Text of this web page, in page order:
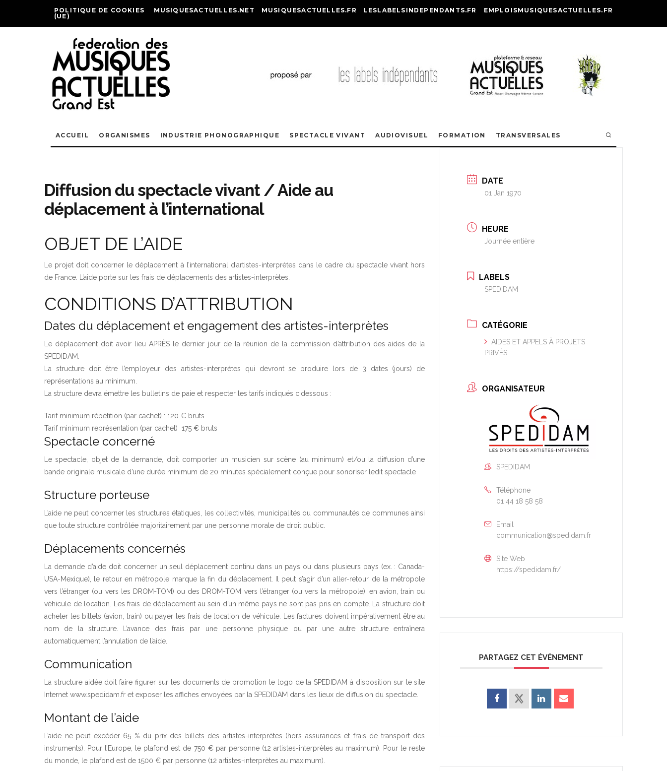
POLITIQUE DE COOKIES
(UE)
MUSIQUESACTUELLES.NET MUSIQUESACTUELLES.FR LESLABELSINDEPENDANTS.FR EMPLOISMUSIQUESACTUELLES.FR
ACCUEIL ORGANISMES INDUSTRIE PHONOGRAPHIQUE SPECTACLE VIVANT AUDIOVISUEL FORMATION TRANSVERSALES
Diffusion du spectacle vivant / Aide au
déplacement à l’international
OBJET DE L’AIDE
Le projet doit concerner le déplacement à l’international d’artistes-interprètes dans le cadre du spectacle vivant hors
de France. L’aide porte sur les frais de déplacements des artistes-interprètes.
CONDITIONS D’ATTRIBUTION
Dates du déplacement et engagement des artistes-interprètes
Le déplacement doit avoir lieu APRÈS le dernier jour de la réunion de la commission d’attribution des aides de la
SPEDIDAM.
La structure doit être l’employeur des artistes-interprètes qui devront se produire lors de 3 dates (jours) de
représentations au minimum.
La structure devra émettre les bulletins de paie et respecter les tarifs indiqués cidessous :
Tarif minimum répétition (par cachet) : 120 € bruts
Tarif minimum représentation (par cachet) 175 € bruts
Spectacle concerné
Le spectacle, objet de la demande, doit comporter un musicien sur scène (au minimum) et/ou la diffusion d’une
bande originale musicale d’une durée minimum de 20 minutes spécialement conçue pour sonoriser ledit spectacle
Structure porteuse
L’aide ne peut concerner les structures étatiques, les collectivités, municipalités ou communautés de communes ainsi
que toute structure contrôlée majoritairement par une personne morale de droit public.
Déplacements concernés
La demande d’aide doit concerner un seul déplacement continu dans un pays ou dans plusieurs pays (ex. : Canada-
USA-Mexique), le retour en métropole marque la fin du déplacement. Il peut s’agir d’un aller-retour de la métropole
vers l’étranger (ou vers les DROM-TOM) ou des DROM-TOM vers l’étranger (ou vers la métropole), en avion, train ou
véhicule de location. Les frais de déplacement au sein d’un même pays ne sont pas pris en compte. La structure doit
acheter les billets (avion, train) ou payer les frais de location de véhicule. Les factures doivent impérativement être au
nom de la structure. L’avance des frais par une personne physique ou par une autre structure entraînera
automatiquement l’annulation de l’aide.
Communication
La structure aidée doit faire figurer sur les documents de promotion le logo de la SPEDIDAM à disposition sur le site
Internet www.spedidam.fr et exposer les affiches envoyées par la SPEDIDAM dans les lieux de diffusion du spectacle.
Montant de l’aide
L’aide ne peut excéder 65 % du prix des billets des artistes-interprètes (hors assurances et frais de transport des
instruments). Pour l’Europe, le plafond est de 750 € par personne (12 artistes-interprètes au maximum). Pour le reste
du monde, le plafond est de 1500 € par personne (12 artistes-interprètes au maximum).
DATE
01 Jan 1970
HEURE
Journée entière
LABELS
SPEDIDAM
CATÉGORIE
AIDES ET APPELS À PROJETS
PRIVÉS
ORGANISATEUR
SPEDIDAM
Téléphone
01 44 18 58 58
Email
communication@spedidam.fr
Site Web
https://spedidam.fr/
PARTAGEZ CET ÉVÉNEMENT